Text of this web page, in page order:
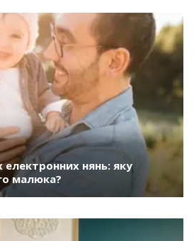
нянь: яку
малюка?